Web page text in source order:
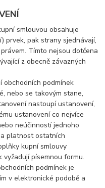
smlouvou obsahuje
prvek, pak strany sjednávají,
Tímto nejsou dotčena
z obecně závazných
obchodních podmínek
nebo se takovým stane,
nastoupí ustanovení,
ustanovení co nejvíce
neúčinností jednoho
platnost ostatních
kupní smlouvy
vyžadují písemnou formu.
podmínek je
v elektronické podobě a